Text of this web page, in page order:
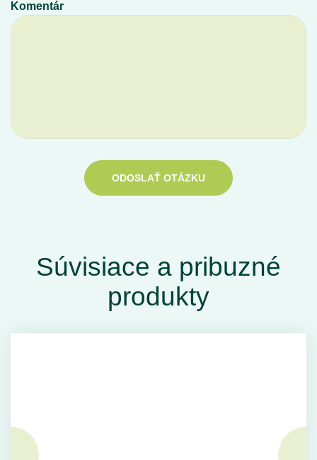
Komentár
ODOSLAŤ OTÁZKU
Súvisiace a pribuzné
produkty